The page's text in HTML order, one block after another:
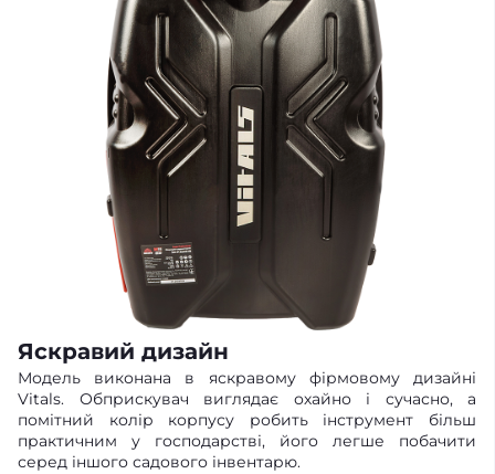
Яскравий дизайн
Модель виконана в яскравому фірмовому дизайні
Vitals. Обприскувач виглядає охайно і сучасно, а
помітний колір корпусу робить інструмент більш
практичним у господарстві, його легше побачити
серед іншого садового інвентарю.